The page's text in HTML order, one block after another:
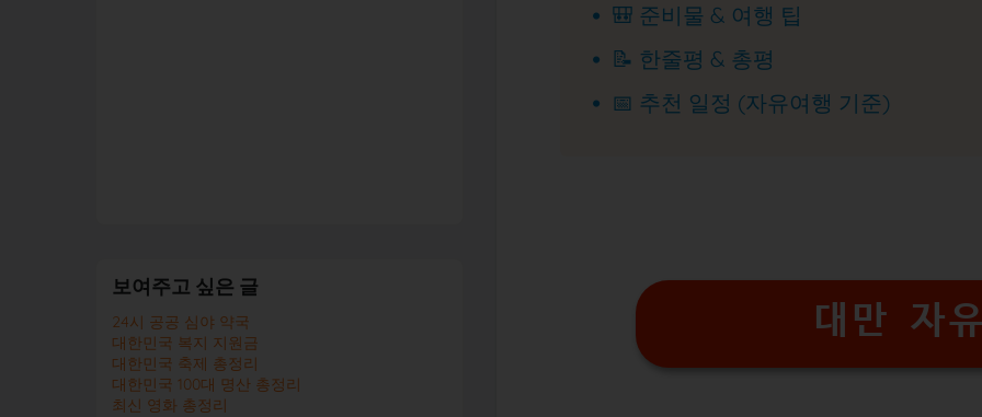
🎒 준비물 & 여행 팁
📝 한줄평 & 총평
📅 추천 일정 (자유여행 기준)
대만 자
보여주고 싶은 글
24시 공공 심야 약국
대한민국 복지 지원금
대한민국 축제 총정리
대한민국 100대 명산 총정리
최신 영화 총정리